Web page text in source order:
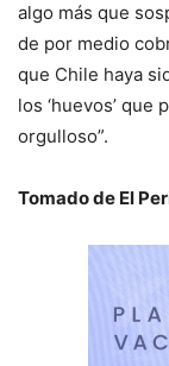
algo más que
de por medio
que Chile haya
los ‘huevos’ que
orgulloso”.
Tomado de El